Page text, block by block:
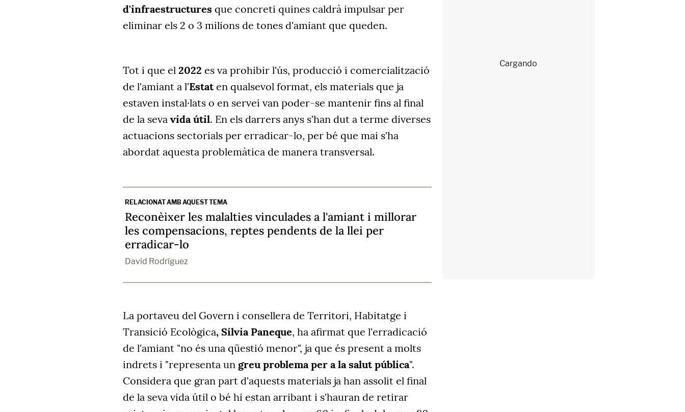
d'infraestructures que concreti quines caldrà impulsar per
eliminar els 2 o 3 milions de tones d'amiant que queden.
Tot i que el 2022 es va prohibir l'ús, producció i comercialització
de l'amiant a l'Estaten qualsevol format, els materials que ja
estaven instal·lats o en servei van poder-se mantenir fins al final
de la seva vida útil. En els darrers anys s'han dut a terme diverses
actuacions sectorials per erradicar-lo, per bé que mai s'ha
abordat aquesta problemàtica de manera transversal.
RELACIONAT AMB AQUEST TEMA
Reconèixer les malalties vinculades a l'amiant i millorar
les compensacions, reptes pendents de la llei per
erradicar-lo
David Rodríguez
La portaveu del Govern i consellera de Territori, Habitatge i
Transició Ecològica, Sílvia Paneque, ha afirmat que l'erradicació
de l'amiant "no és una qüestió menor", ja que és present a molts
indrets i "representa un greu problema per a la salut pública".
Considera que gran part d'aquests materials ja han assolit el final
de la seva vida útil o bé hi estan arribant i s'hauran de retirar